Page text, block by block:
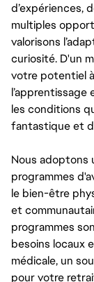
d’expériences,
multiples
valorisons
curiosité. D'un
votre potentiel
l’apprentissage
les conditions
fantastique et
Nous adoptons
programmes
le bien-être
et
programmes
besoins locaux
médicale, un
pour votre